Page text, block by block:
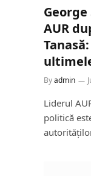
AUR
Byadmin
Liderul
politică